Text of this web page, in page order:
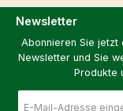
Newsletter
Abonnieren Sie
Newsletter und Sie
Produkte